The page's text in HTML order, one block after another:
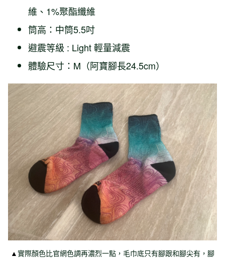
維、1%聚酯纖維
筒高：中筒5.5吋
避震等級 : Light 輕量減震
體驗尺寸：M（阿寶腳長24.5cm）
▲實際顏色比官網色調再濃烈一點，毛巾底只有腳跟和腳尖有，腳